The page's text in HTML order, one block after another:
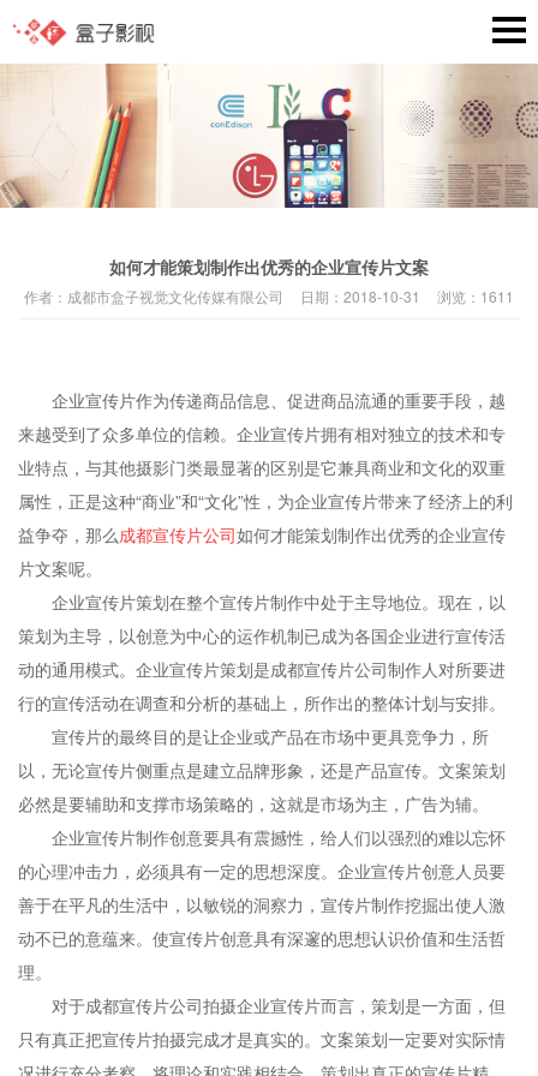
如何才能策划制作出优秀的企业宣传片文案
作者： 成都市盒子视觉文化传媒有限公司 日期： 2018-10-31 浏览： 1611
企业宣传片作为传递商品信息、促进商品流通的重要手段，越
来越受到了众多单位的信赖。企业宣传片拥有相对独立的技术和专
业特点，与其他摄影门类最显著的区别是它兼具商业和文化的双重
属性，正是这种“商业”和“文化”性，为企业宣传片带来了经济上的利
益争夺，那么成都宣传片公司如何才能策划制作出优秀的企业宣传
片文案呢。
企业宣传片策划在整个宣传片制作中处于主导地位。现在，以
策划为主导，以创意为中心的运作机制已成为各国企业进行宣传活
动的通用模式。企业宣传片策划是成都宣传片公司制作人对所要进
行的宣传活动在调查和分析的基础上，所作出的整体计划与安排。
宣传片的最终目的是让企业或产品在市场中更具竞争力，所
以，无论宣传片侧重点是建立品牌形象，还是产品宣传。文案策划
必然是要辅助和支撑市场策略的，这就是市场为主，广告为辅。
企业宣传片制作创意要具有震撼性，给人们以强烈的难以忘怀
的心理冲击力，必须具有一定的思想深度。企业宣传片创意人员要
善于在平凡的生活中，以敏锐的洞察力，宣传片制作挖掘出使人激
动不已的意蕴来。使宣传片创意具有深邃的思想认识价值和生活哲
理。
对于成都宣传片公司拍摄企业宣传片而言，策划是一方面，但
只有真正把宣传片拍摄完成才是真实的。文案策划一定要对实际情